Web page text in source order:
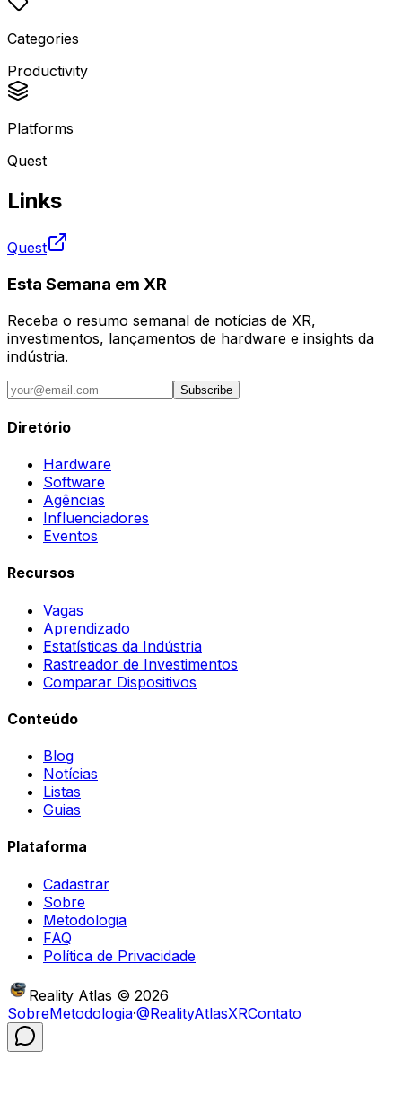
Categories
Productivity
Platforms
Quest
Links
Quest
Esta Semana em XR
Receba o resumo semanal de notícias de XR,
investimentos, lançamentos de hardware e insights da
indústria.
Subscribe
Diretório
Hardware
Software
Agências
Influenciadores
Eventos
Recursos
Vagas
Aprendizado
Estatísticas da Indústria
Rastreador de Investimentos
Comparar Dispositivos
Conteúdo
Blog
Notícias
Listas
Guias
Plataforma
Cadastrar
Sobre
Metodologia
FAQ
Política de Privacidade
Reality Atlas © 2026
SobreMetodologia·@RealityAtlasXRContato